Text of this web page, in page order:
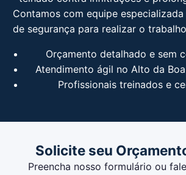
Contamos com equipe
de segurança para realizar o
Orçamento detalhado e sem
Atendimento ágil no Alto da
Profissionais treinados e
Solicite seu
Preencha nosso formulário ou